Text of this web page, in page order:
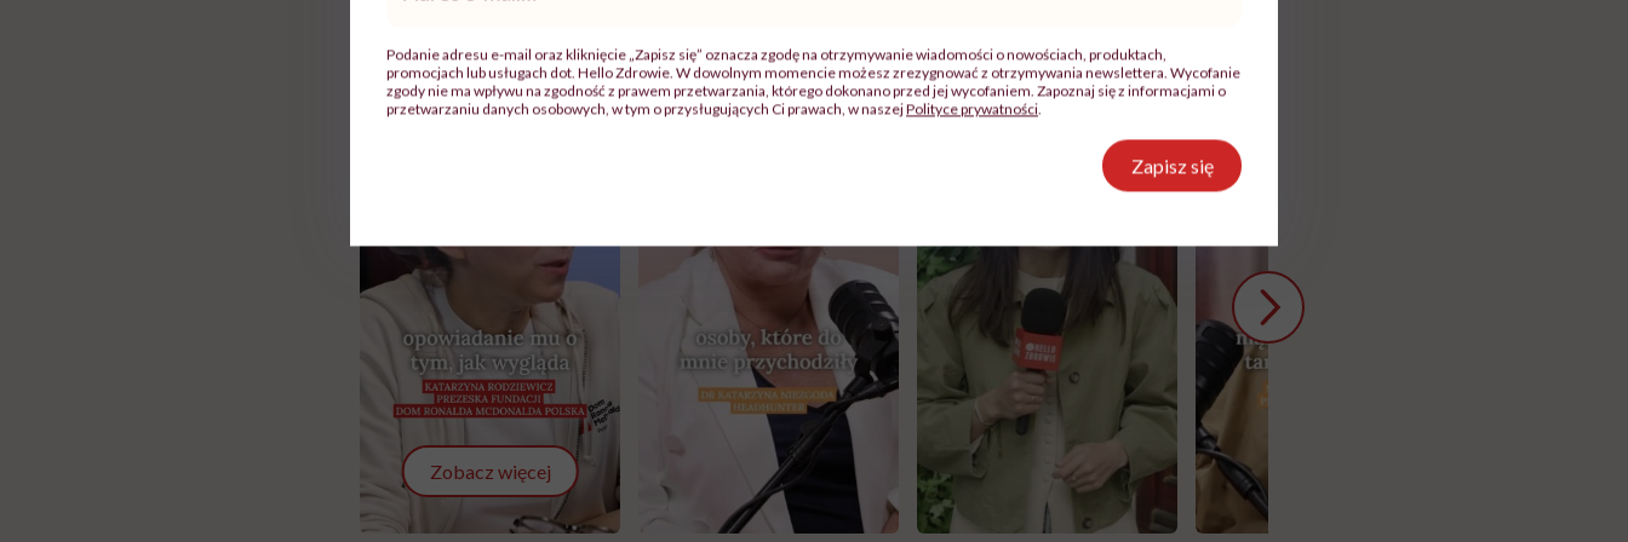
Zobacz więcej
mail*
Podanie adresu e-mail oraz kliknięcie „Zapisz się” oznacza zgodę na otrzymywanie wiadomości o nowościach, produktach,
promocjach lub usługach dot. Hello Zdrowie. W dowolnym momencie możesz zrezygnować z otrzymywania newslettera. Wycofanie
zgody nie ma wpływu na zgodność z prawem przetwarzania, którego dokonano przed jej wycofaniem. Zapoznaj się z informacjami o
przetwarzaniu danych osobowych, w tym o przysługujących Ci prawach, w naszejPolityce prywatności.
Zapisz się